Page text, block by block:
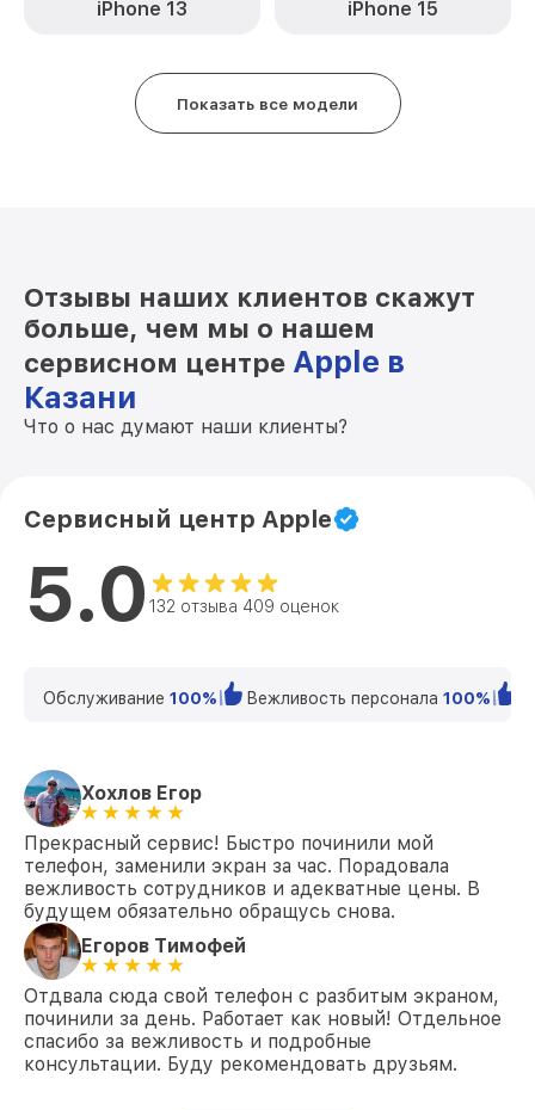
iPhone 13 iPhone 15
Показать все модели
Отзывы наших клиентов скажут
больше, чем мы о нашем
сервисном центре Apple в
Казани
Что о нас думают наши клиенты?
Сервисный центр Apple
5.0 132 отзыва 409 оценок
Обслуживание 100% Вежливость персонала 100%
Хохлов Егор
Прекрасный сервис! Быстро починили мой
телефон, заменили экран за час. Порадовала
вежливость сотрудников и адекватные цены. В
будущем обязательно обращусь снова.
Егоров Тимофей
Отдвала сюда свой телефон с разбитым экраном,
починили за день. Работает как новый! Отдельное
спасибо за вежливость и подробные
консультации. Буду рекомендовать друзьям.